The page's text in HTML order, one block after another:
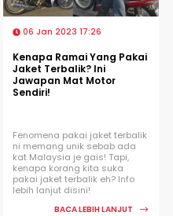
06 Jan 2023 17:26
Kenapa Ramai Yang Pakai
Jaket Terbalik? Ini
Jawapan Mat Motor
Sendiri!
Fenomena pakai jaket terbalik
ni memang unik sebab ada
kat Malaysia je gais! Tapi,
kenapa korang kita suka
pakai jaket terbalik eh? Info
lebih lanjut disini!
BACA LEBIH LANJUT